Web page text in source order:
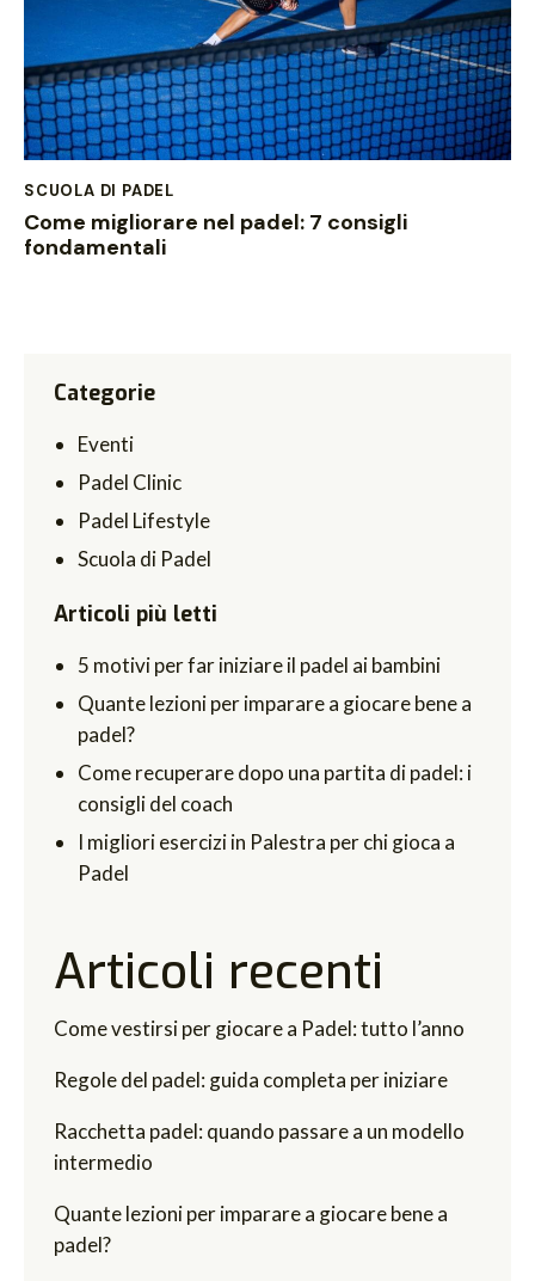
SCUOLA DI PADEL
Come migliorare nel padel: 7 consigli
fondamentali
Categorie
Eventi
Padel Clinic
Padel Lifestyle
Scuola di Padel
Articoli più letti
5 motivi per far iniziare il padel ai bambini
Quante lezioni per imparare a giocare bene a
padel?
Come recuperare dopo una partita di padel: i
consigli del coach
I migliori esercizi in Palestra per chi gioca a
Padel
Articoli recenti
Come vestirsi per giocare a Padel: tutto l’anno
Regole del padel: guida completa per iniziare
Racchetta padel: quando passare a un modello
intermedio
Quante lezioni per imparare a giocare bene a
padel?